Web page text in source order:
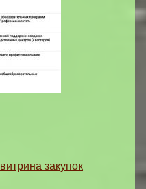
витрина закупок